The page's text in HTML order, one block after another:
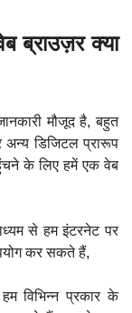
क्या
मौजूद है, बहुत
अन्य डिजिटल प्रारूप
के लिए हमें एक वेब
से हम इंटरनेट पर
कर सकते हैं,
विभिन्न प्रकार के